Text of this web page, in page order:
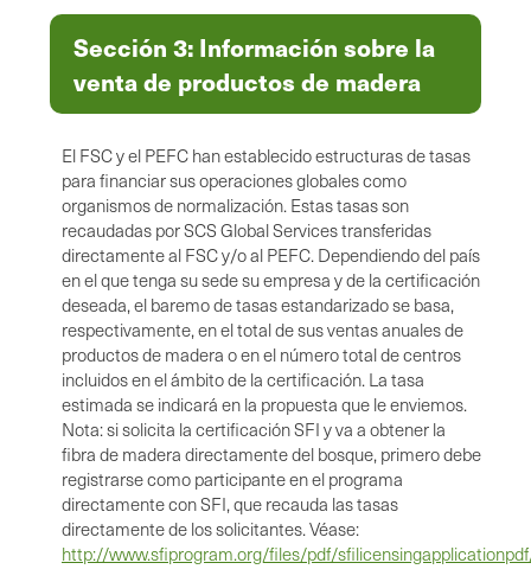
Sección 3: Información sobre la
venta de productos de madera
El FSC y el PEFC han establecido estructuras de tasas
para financiar sus operaciones globales como
organismos de normalización. Estas tasas son
recaudadas por SCS Global Services transferidas
directamente al FSC y/o al PEFC. Dependiendo del país
en el que tenga su sede su empresa y de la certificación
deseada, el baremo de tasas estandarizado se basa,
respectivamente, en el total de sus ventas anuales de
productos de madera o en el número total de centros
incluidos en el ámbito de la certificación. La tasa
estimada se indicará en la propuesta que le enviemos.
Nota: si solicita la certificación SFI y va a obtener la
fibra de madera directamente del bosque, primero debe
registrarse como participante en el programa
directamente con SFI, que recauda las tasas
directamente de los solicitantes. Véase:
http://www.sfiprogram.org/files/pdf/